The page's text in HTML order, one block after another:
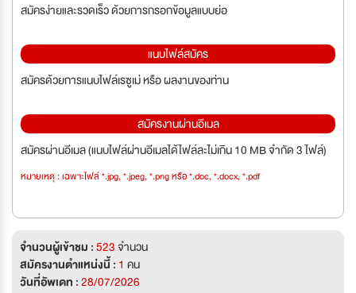
สมัครง่ายและรวดเร็ว ด้วยการกรอกข้อมูลแบบย่อ
แนบไฟล์สมัคร
สมัครด้วยการแนบไฟล์เรซูเม่ หรือ ผลงานของท่าน
สมัครงานผ่านอีเมล
สมัครผ่านอีเมล (แนบไฟล์ผ่านอีเมลได้ไฟล์ละไม่เกิน 10 MB จำกัด 3 ไฟล์)
หมายเหตุ : เฉพาะไฟล์ *.jpg, *.jpeg, *.png หรือ *.doc, *.docx, *.pdf
จำนวนผู้เข้าชม :523จำนวน
สมัครงานตำแหน่งนี้ : 1 คน
วันที่อัพเดท :28/07/2026